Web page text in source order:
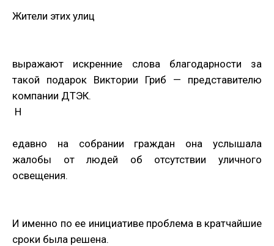
Жители этих улиц
выражают искренние слова благодарности за
такой подарок Виктории Гриб — представителю
компании ДТЭК.
Н
едавно на собрании граждан она услышала
жалобы от людей об отсутствии уличного
освещения.
И именно по ее инициативе проблема в кратчайшие
сроки была решена.